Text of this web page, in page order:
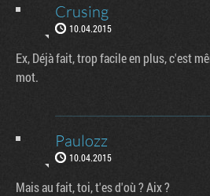
Crusing
10.04.2015
Ex, Déjà fait, trop facile en plus, c'est
mot.
Paulozz
10.04.2015
Mais au fait, toi, t'es d'où ? Aix ?